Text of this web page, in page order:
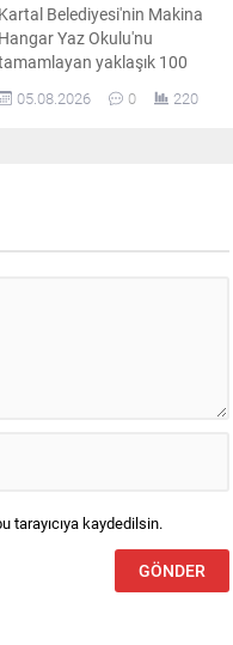
Kartal Belediyesi'nin Makina
Hangar Yaz Okulu'nu
yaklaşık 100
düzenlenen törenle
aldı. Programda
05.08.2026 0 220
tarayıcıya kaydedilsin.